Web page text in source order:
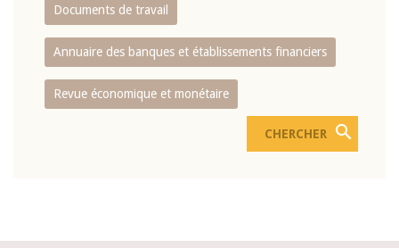
Documents de travail
Annuaire des banques et établissements financiers
Revue économique et monétaire